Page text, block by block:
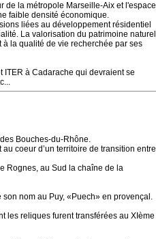
de la métropole Marseille-Aix et l'espace
faible densité économique.
liées au développement résidentiel
La valorisation du patrimoine naturel
la qualité de vie recherchée par ses
ITER à Cadarache qui devraient se
Bouches-du-Rhône.
coeur d’un territoire de transition entre
Rognes, au Sud la chaîne de la
nom au Puy, «Puech» en provençal.
les reliques furent transférées au XIème